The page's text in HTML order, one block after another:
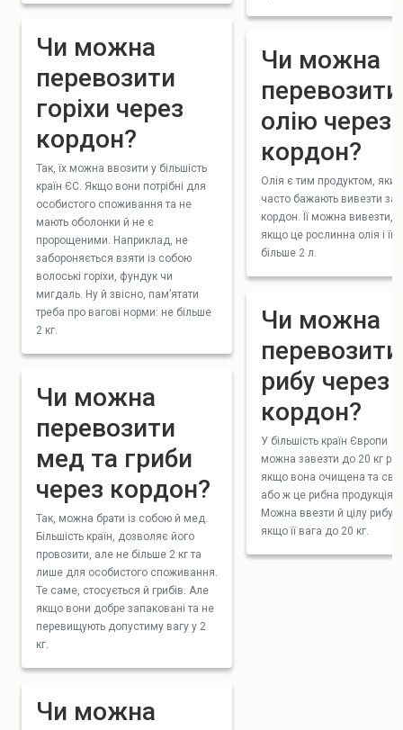
Чи можна
перевозити
горіхи через
кордон?
Так, їх можна ввозити у більшість
країн ЄС. Якщо вони потрібні для
особистого споживання та не
мають оболонки й не є
пророщеними. Наприклад, не
забороняється взяти із собою
волоські горіхи, фундук чи
мигдаль. Ну й звісно, пам’ятати
треба про вагові норми: не більше
2 кг.
Чи можна
перевозити
мед та гриби
через кордон?
Так, можна брати із собою й мед.
Більшість країн, дозволяє його
провозити, але не більше 2 кг та
лише для особистого споживання.
Те саме, стосується й грибів. Але
якщо вони добре запаковані та не
перевищують допустиму вагу у 2
кг.
Чи можна
Чи можна
перевозити
олію через
кордон?
Олія є тим продуктом, який
часто бажають вивезти за
кордон. Її можна вивезти,
якщо це рослинна олія і її
більше 2 л.
Чи можна
перевозити
рибу через
кордон?
У більшість країн Європи
можна завезти до 20 кг
якщо вона очищена та
або ж це рибна продукція.
Можна ввезти й цілу рибу,
якщо її вага до 20 кг.